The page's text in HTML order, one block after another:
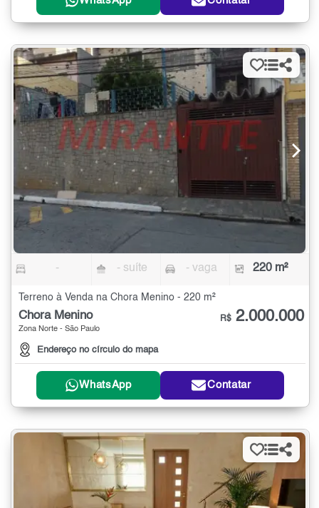
- - suíte - vaga 220 m²
Terreno à Venda na Chora Menino - 220 m²
Chora Menino
Zona Norte - São Paulo
Endereço no círculo do mapa
R$ 2.000.000
WhatsApp Contatar